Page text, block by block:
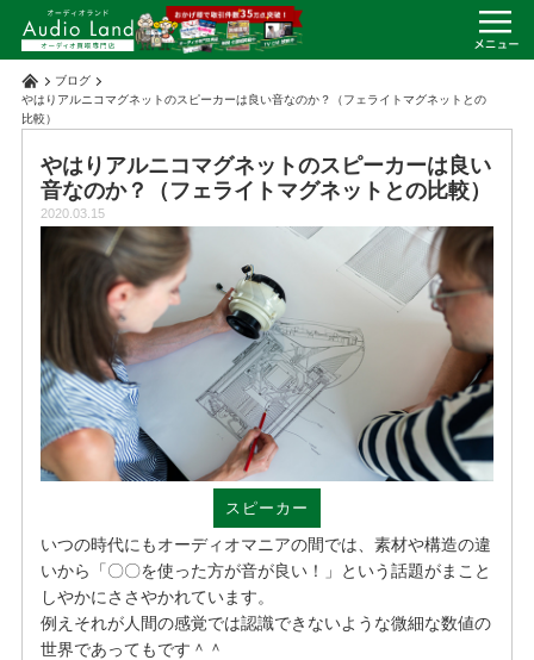
ブログ
やはりアルニコマグネットのスピーカーは良い音なのか？（フェライトマグネットとの
比較）
やはりアルニコマグネットのスピーカーは良い
音なのか？（フェライトマグネットとの比較）
2020.03.15
スピーカー
いつの時代にもオーディオマニアの間では、素材や構造の違
いから「〇〇を使った方が音が良い！」という話題がまこと
しやかにささやかれています。
例えそれが人間の感覚では認識できないような微細な数値の
世界であってもです＾＾